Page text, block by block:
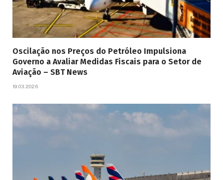
Oscilação nos Preços do Petróleo Impulsiona
Governo a Avaliar Medidas Fiscais para o Setor de
Aviação – SBT News
19.03.2026